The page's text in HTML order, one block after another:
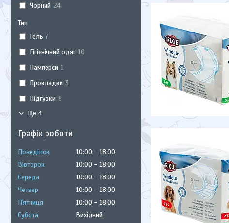
Чорний 24
Тип
Гель 7
Гігієнічний одяг 10
Памперси 1
Прокладки 3
Підгузки 8
Ще 4
Графік роботи
Понеділок 10:00
18:00
Вівторок
10:00
18:00
Середа
10:00
18:00
Четвер
10:00
18:00
Пʼятниця
10:00
18:00
Субота
Вихідний